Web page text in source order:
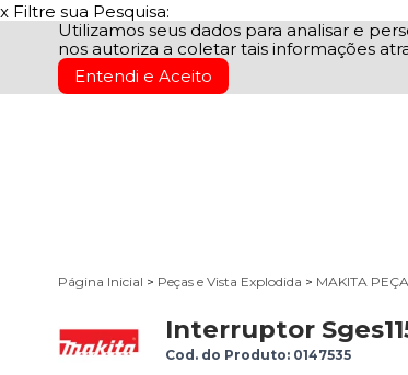
x Filtre sua Pesquisa:
Utilizamos seus dados para analisar e
nos autoriza a coletar tais informações
Entendi e Aceito
Página Inicial > Peças e Vista Explodida > MAKITA
Interruptor
Cod. do Produto: 0147535